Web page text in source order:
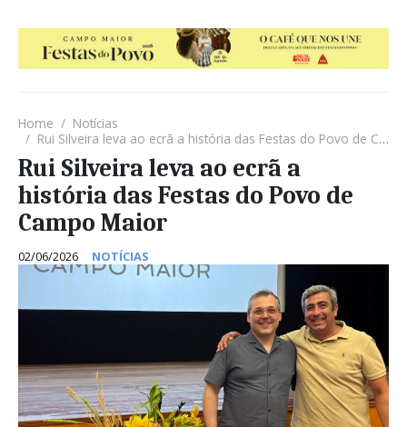
Home
Notícias
Rui Silveira leva ao ecrã a história das Festas do Povo de Campo Maior
Rui Silveira leva ao ecrã a
história das Festas do Povo de
Campo Maior
02/06/2026 NOTÍCIAS